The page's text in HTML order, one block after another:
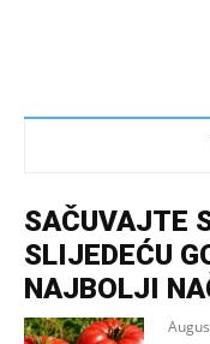
SAČUVAJTE
SLIJEDEĆU
NAJBOLJI